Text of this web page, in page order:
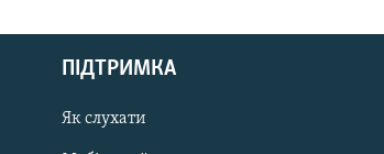
РУС
ПІДТРИМКА
Як слухати